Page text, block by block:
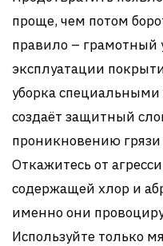
проще, чем потом
правило – грамотный
эксплуатации
уборка
создаёт защитный
проникновению грязи
Откажитесь от
содержащей хлор и
именно они
Используйте только